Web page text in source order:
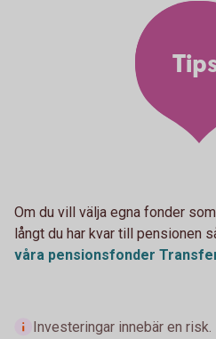
Om du vill välja egna fonder
långt du har kvar till pensionen
våra pensionsfonder
Investeringar innebär en